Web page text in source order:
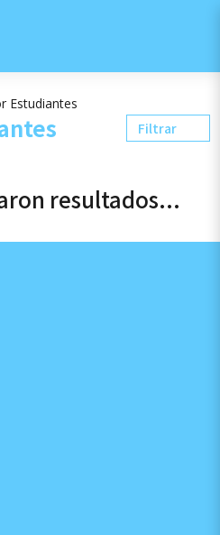
Estudiantes
Filtrar
resultados...